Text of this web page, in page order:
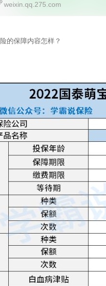
weixin.qq.275.com
的保障内容怎样？